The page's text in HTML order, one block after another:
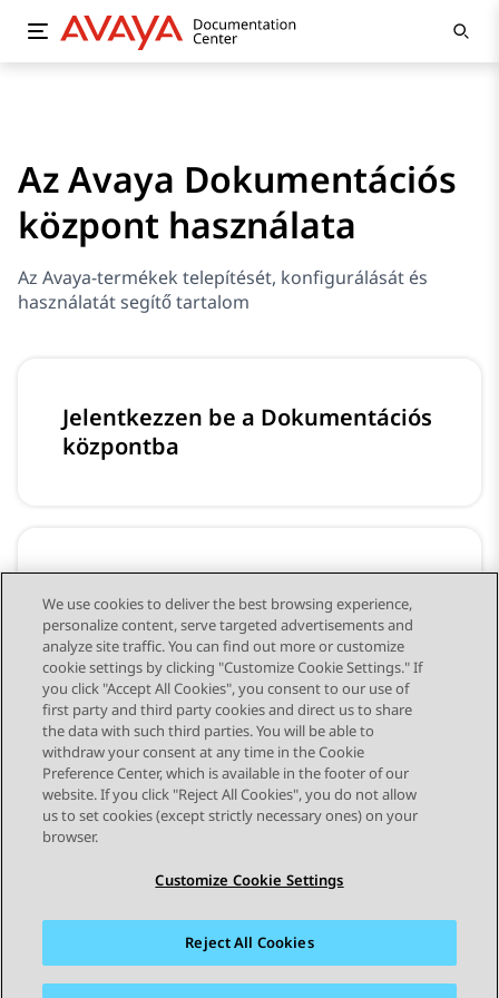
Az Avaya Dokumentációs
központ használata
Az Avaya-termékek telepítését, konfigurálását és
használatát segítő tartalom
Jelentkezzen be a Dokumentációs
központba
központ kínál
STAY CONNECTED
Használati feltételek
We use cookies to deliver the best browsing experience,
personalize content, serve targeted advertisements and
analyze site traffic. You can find out more or customize
cookie settings by clicking "Customize Cookie Settings." If
you click "Accept All Cookies", you consent to our use of
first party and third party cookies and direct us to share
the data with such third parties. You will be able to
withdraw your consent at any time in the Cookie
Preference Center, which is available in the footer of our
website. If you click "Reject All Cookies", you do not allow
us to set cookies (except strictly necessary ones) on your
browser.
Customize Cookie Settings
Reject All Cookies